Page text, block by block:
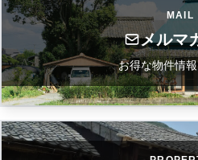
MAIL
メルマ
お得な物件情